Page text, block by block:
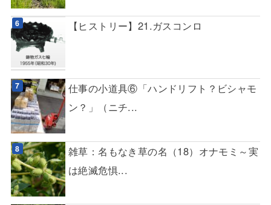
【ヒストリー】21.ガスコンロ
仕事の小道具⑥「ハンドリフト？ビシャモ
ン？」（ニチ...
雑草：名もなき草の名（18）オナモミ～実
は絶滅危惧...